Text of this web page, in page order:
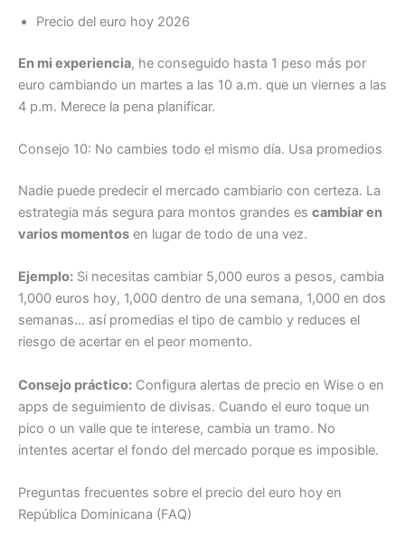
Precio del euro hoy 2026
En mi experiencia, he conseguido hasta 1 peso más por
euro cambiando un martes a las 10 a.m. que un viernes a las
4 p.m. Merece la pena planificar.
Consejo 10: No cambies todo el mismo día. Usa promedios
Nadie puede predecir el mercado cambiario con certeza. La
estrategia más segura para montos grandes es cambiar en
varios momentos en lugar de todo de una vez.
Ejemplo: Si necesitas cambiar 5,000 euros a pesos, cambia
1,000 euros hoy, 1,000 dentro de una semana, 1,000 en dos
semanas… así promedias el tipo de cambio y reduces el
riesgo de acertar en el peor momento.
Consejo práctico: Configura alertas de precio en Wise o en
apps de seguimiento de divisas. Cuando el euro toque un
pico o un valle que te interese, cambia un tramo. No
intentes acertar el fondo del mercado porque es imposible.
Preguntas frecuentes sobre el precio del euro hoy en
República Dominicana (FAQ)